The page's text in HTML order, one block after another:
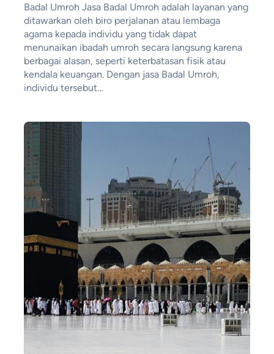
Badal Umroh Jasa Badal Umroh adalah layanan yang
ditawarkan oleh biro perjalanan atau lembaga
agama kepada individu yang tidak dapat
menunaikan ibadah umroh secara langsung karena
berbagai alasan, seperti keterbatasan fisik atau
kendala keuangan. Dengan jasa Badal Umroh,
individu tersebut…